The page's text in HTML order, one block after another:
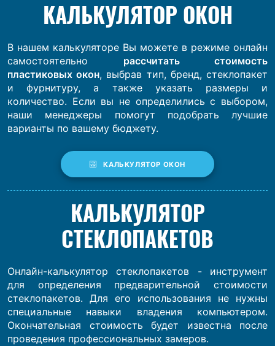
КАЛЬКУЛЯТОР ОКОН
В нашем калькуляторе Вы можете в режиме онлайн
самостоятельно рассчитать стоимость
пластиковых окон, выбрав тип, бренд, стеклопакет
и фурнитуру, а также указать размеры и
количество. Если вы не определились с выбором,
наши менеджеры помогут подобрать лучшие
варианты по вашему бюджету.
КАЛЬКУЛЯТОР ОКОН
КАЛЬКУЛЯТОР
СТЕКЛОПАКЕТОВ
Онлайн-калькулятор стеклопакетов - инструмент
для определения предварительной стоимости
стеклопакетов. Для его использования не нужны
специальные навыки владения компьютером.
Окончательная стоимость будет известна после
проведения профессиональных замеров.